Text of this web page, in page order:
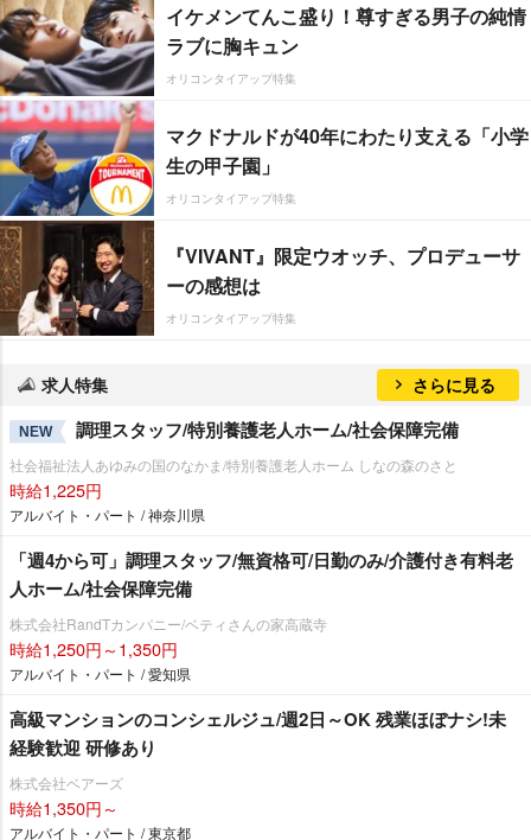
イケメンてんこ盛り！尊すぎる男子の純情
ラブに胸キュン
オリコンタイアップ特集
マクドナルドが40年にわたり支える「小学
生の甲子園」
オリコンタイアップ特集
『VIVANT』限定ウオッチ、プロデューサ
ーの感想は
オリコンタイアップ特集
求人特集 さらに見る
NEW 調理スタッフ/特別養護老人ホーム/社会保障完備
社会福祉法人あゆみの国のなかま/特別養護老人ホーム しなの森のさと
時給1,225円
アルバイト・パート / 神奈川県
「週4から可」調理スタッフ/無資格可/日勤のみ/介護付き有料老
人ホーム/社会保障完備
株式会社RandTカンパニー/ベティさんの家高蔵寺
時給1,250円～1,350円
アルバイト・パート / 愛知県
高級マンションのコンシェルジュ/週2日～OK 残業ほぼナシ!未
経験歓迎 研修あり
株式会社ベアーズ
時給1,350円～
アルバイト・パート / 東京都